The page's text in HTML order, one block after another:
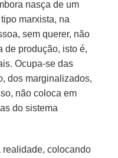
nasça de um
marxista, na
sem querer, não
de produção, isto é,
Ocupa-se das
dos marginalizados,
não coloca em
do sistema
realidade, colocando